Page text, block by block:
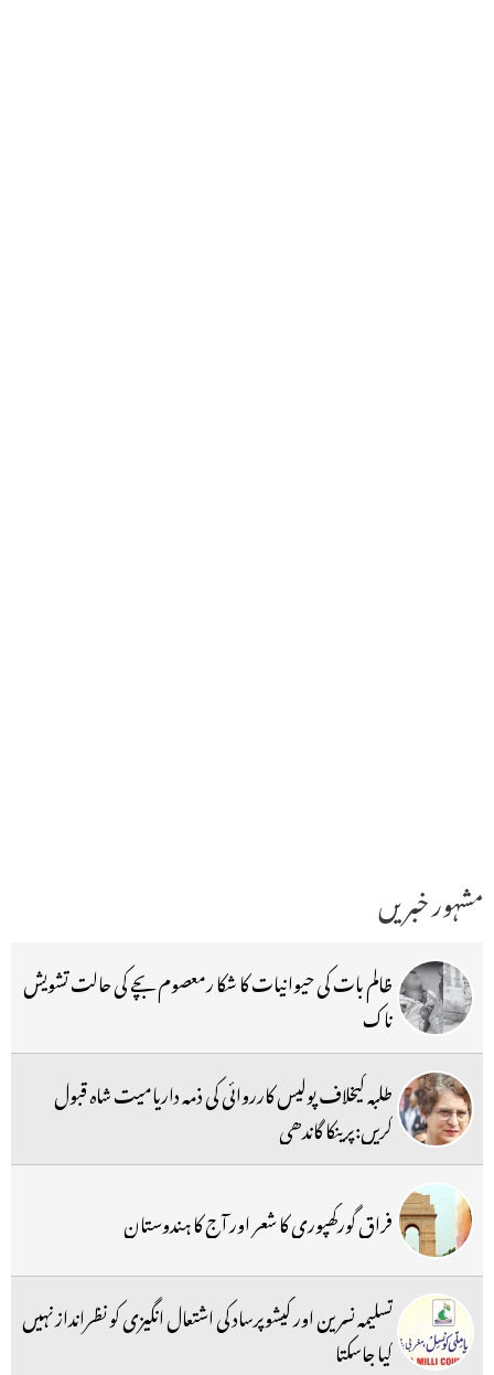
مشہور خبریں
ظالم بات کی حیوانیات کا شکا رمعصوم بچے کی حالت تشویش
ناک
طلبہ کیخلاف پولیس کارروائی کی ذمہ داریامیت شاہ قبول
کریں:پرینکا گاندھی
فراق گورکھپوری کا شعر اور آج کا ہندوستان
تسلیمہ نسرین اور کیشوپرساد کی اشتعال انگیزی کو نظرانداز نہیں
کیا جاسکتا